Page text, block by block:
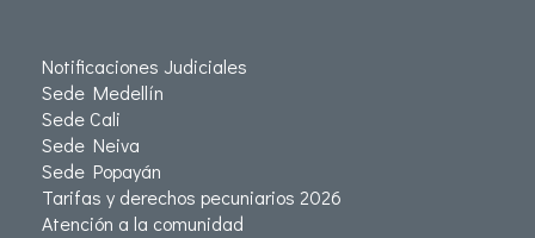
Notificaciones Judiciales
Sede Medellín
Sede Cali
Sede Neiva
Sede Popayán
Tarifas y derechos pecuniarios 2026
Atención a la comunidad